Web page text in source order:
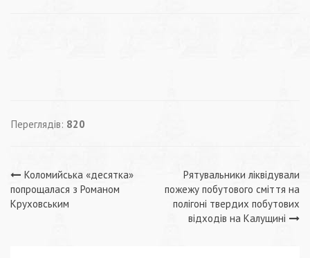
Переглядів: 820
Навігація
записів
Коломийська «десятка»
попрощалася з Романом
Круховським
Рятувальники ліквідували
пожежу побутового сміття на
полігоні твердих побутових
відходів на Калущині